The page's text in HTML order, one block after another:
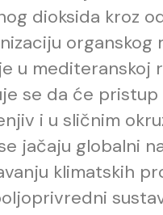
dioksida kroz
organskog
u mediteranskoj
se da će
i u sličnim
jačaju globalni
klimatskih